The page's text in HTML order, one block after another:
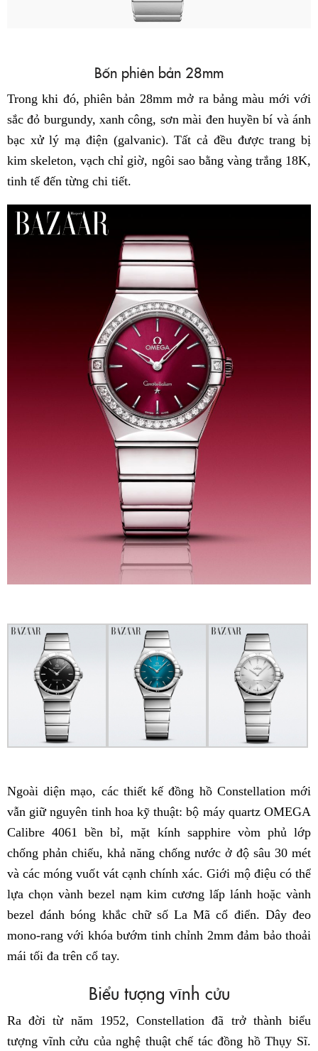
Bốn phiên bản 28mm
Trong khi đó, phiên bản 28mm mở ra bảng màu mới với
sắc đỏ burgundy, xanh công, sơn mài đen huyền bí và ánh
bạc xử lý mạ điện (galvanic). Tất cả đều được trang bị
kim skeleton, vạch chỉ giờ, ngôi sao bằng vàng trắng 18K,
tinh tế đến từng chi tiết.
Ngoài diện mạo, các thiết kế đồng hồ Constellation mới
vẫn giữ nguyên tinh hoa kỹ thuật: bộ máy quartz OMEGA
Calibre 4061 bền bỉ, mặt kính sapphire vòm phủ lớp
chống phản chiếu, khả năng chống nước ở độ sâu 30 mét
và các móng vuốt vát cạnh chính xác. Giới mộ điệu có thể
lựa chọn vành bezel nạm kim cương lấp lánh hoặc vành
bezel đánh bóng khắc chữ số La Mã cổ điển. Dây đeo
mono-rang với khóa bướm tinh chỉnh 2mm đảm bảo thoải
mái tối đa trên cổ tay.
Biểu tượng vĩnh cửu
Ra đời từ năm 1952, Constellation đã trở thành biểu
tượng vĩnh cửu của nghệ thuật chế tác đồng hồ Thụy Sĩ.